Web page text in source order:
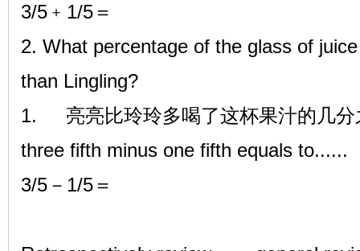
3/5﹢1/5＝
2. What percentage of the glass of
than Lingling?
1.
亮亮比玲玲多喝了这杯果汁的几
three fifth minus one fifth equals to......
3/5－1/5＝